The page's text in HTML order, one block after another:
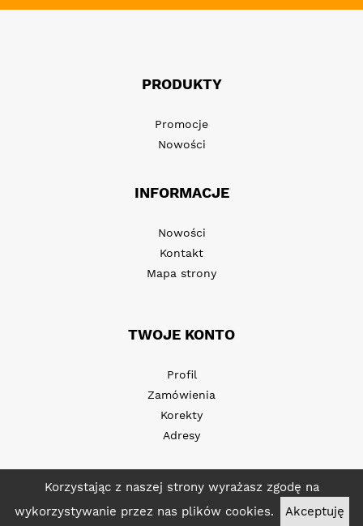
Korzystając z naszej strony wyrażasz zgodę na
wykorzystywanie przez nas plików cookies.
Akceptuję
PRODUKTY
Promocje
Nowości
INFORMACJE
Nowości
Kontakt
Mapa strony
TWOJE KONTO
Profil
Zamówienia
Korekty
Adresy